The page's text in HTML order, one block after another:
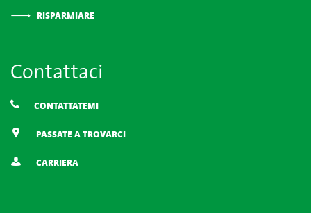
RISPARMIARE
Contattaci
CONTATTATEMI
PASSATE A TROVARCI
CARRIERA